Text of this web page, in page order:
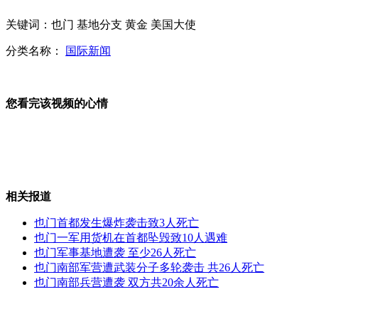
山西运城恶犬咬伤多人 警民合力深夜将其击毙
女孩北京地铁殴打老人 痛下狠手拳打脚踢
关键词：也门 基地分支 黄金 美国大使
分类名称： 国际新闻
您看完该视频的心情
相关报道
也门首都发生爆炸袭击致3人死亡
也门一军用货机在首都坠毁致10人遇难
也门军事基地遭袭 至少26人死亡
也门南部军营遭武装分子多轮袭击 共26人死亡
也门南部兵营遭袭 双方共20余人死亡